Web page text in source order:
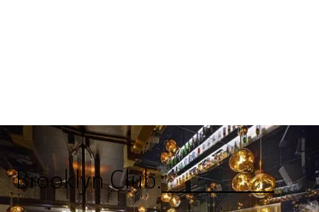
Brooklyn Club.